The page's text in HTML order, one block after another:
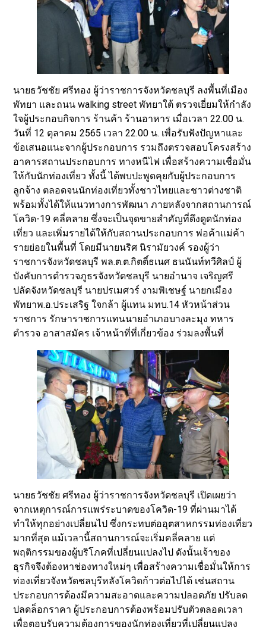
นายธวัชชัย ศรีทอง ผู้ว่าราชการจังหวัดชลบุรี ลงพื้นที่เมือง
พัทยา และถนน walking street พัทยาใต้ ตรวจเยี่ยมให้กำลัง
ใจผู้ประกอบกิจการ ร้านค้า ร้านอาหาร เมื่อเวลา 22.00 น.
วันที่ 12 ตุลาคม 2565 เวลา 22.00 น. เพื่อรับฟังปัญหาและ
ข้อเสนอแนะจากผู้ประกอบการ รวมถึงตรวจสอบโครงสร้าง
อาคารสถานประกอบการ ทางหนีไฟ เพื่อสร้างความเชื่อมั่น
ให้กับนักท่องเที่ยว ทั้งนี้ ได้พบปะพูดคุยกับผู้ประกอบการ
ลูกจ้าง ตลอดจนนักท่องเที่ยวทั้งชาวไทยและชาวต่างชาติ
พร้อมทั้งได้ให้แนวทางการพัฒนา ภายหลังจากสถานการณ์
โควิด-19 คลี่คลาย ซึ่งจะเป็นจุดขายสำคัญที่ดึงดูดนักท่อง
เที่ยว และเพิ่มรายได้ให้กับสถานประกอบการ พ่อค้าแม่ค้า
รายย่อยในพื้นที่ โดยมีนายนริศ นิรามัยวงค์ รองผู้ว่า
ราชการจังหวัดชลบุรี พล.ต.ต.กิตติ์ธเนศ ธนนันท์ทวีศิลป์ ผู้
บังคับการตำรวจภูธรจังหวัดชลบุรี นายอำนาจ เจริญศรี
ปลัดจังหวัดชลบุรี นายปรเมศวร์ งามพิเชษฐ์ นายกเมือง
พัทยาพ.อ.ประเสริฐ ใจกล้า ผู้แทน มทบ.14 หัวหน้าส่วน
ราชการ รักษาราชการแทนนายอำเภอบางละมุง ทหาร
ตำรวจ อาสาสมัคร เจ้าหน้าที่ที่เกี่ยวข้อง ร่วมลงพื้นที่
นายธวัชชัย ศรีทอง ผู้ว่าราชการจังหวัดชลบุรี เปิดเผยว่า
จากเหตุการณ์การแพร่ระบาดของโควิด-19 ที่ผ่านมาได้
ทำให้ทุกอย่างเปลี่ยนไป ซึ่งกระทบต่ออุตสาหกรรมท่องเที่ยว
มากที่สุด แม้เวลานี้สถานการณ์จะเริ่มคลี่คลาย แต่
พฤติกรรมของผู้บริโภคที่เปลี่ยนแปลงไป ดังนั้นเจ้าของ
ธุรกิจจึงต้องหาช่องทางใหม่ๆ เพื่อสร้างความเชื่อมั่นให้การ
ท่องเที่ยวจังหวัดชลบุรีหลังโควิดก้าวต่อไปได้ เช่นสถาน
ประกอบการต้องมีความสะอาดและความปลอดภัย ปรับลด
ปลดล็อกราคา ผู้ประกอบการต้องพร้อมปรับตัวตลอดเวลา
เพื่อตอบรับความต้องการของนักท่องเที่ยวที่เปลี่ยนแปลง